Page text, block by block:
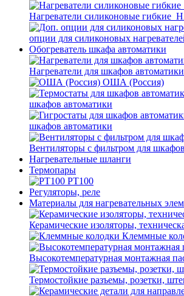
Нагреватели силиконовые
опции для силиконовых
Обогреватель шкафа автоматики
Нагреватели для шкафов
ОША (Россия)
шкафов автоматики
шкафов автоматики
Вентиляторы с фильтром для
Нагревательные шланги
Термопары
PT100
Регуляторы, реле
Материалы для нагревательных
Керамические изоляторы,
Клеммные
Высокотемпературная монтажная
Термостойкие разъемы, розетки,